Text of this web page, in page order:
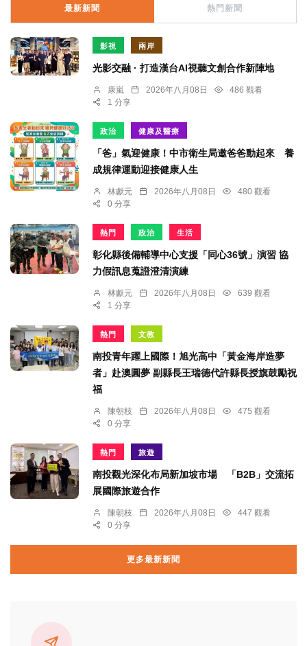
最新新聞 熱門新聞
影視 兩岸
光影交融 · 打造漢台AI視聽文創合作新陣地
康嵐 2026年八月08日
486 觀看
1 分享
政治 健康及醫療
「爸」氣迎健康！中市衛生局邀爸爸動起來 養
成規律運動迎接健康人生
林獻元 2026年八月08日
480 觀看
0 分享
熱門 政治 生活
彰化縣後備輔導中心支援「同心36號」演習 協
力假訊息蒐證澄清演練
林獻元 2026年八月08日
639 觀看
1 分享
熱門 文教
南投青年躍上國際！旭光高中「黃金海岸造夢
者」赴澳圓夢 副縣長王瑞德代許縣長授旗鼓勵祝
福
陳朝枝 2026年八月08日
475 觀看
0 分享
熱門 旅遊
南投觀光深化布局新加坡市場 「B2B」交流拓
展國際旅遊合作
陳朝枝 2026年八月08日
447 觀看
0 分享
更多最新新聞